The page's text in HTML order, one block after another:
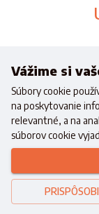
Realizované s
Copyright ©
Vážime si
Súbory cookie
na poskytovanie
relevantné, a na
súborov cookie